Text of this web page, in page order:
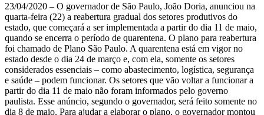
23/04/2020 – O governador de São Paulo, João Doria, anunciou na
quarta-feira (22) a reabertura gradual dos setores produtivos do
estado, que começará a ser implementada a partir do dia 11 de maio,
quando se encerra o período de quarentena. O plano para reabertura
foi chamado de Plano São Paulo. A quarentena está em vigor no
estado desde o dia 24 de março e, com ela, somente os setores
considerados essenciais – como abastecimento, logística, segurança
e saúde – podem funcionar. Os setores que vão voltar a funcionar a
partir do dia 11 de maio não foram informados pelo governo
paulista. Esse anúncio, segundo o governador, será feito somente no
dia 8 de maio. Para ajudar a elaborar o plano, o governador montou